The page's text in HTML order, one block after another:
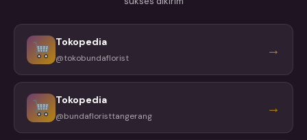
Tokopedia
@tokobundaflorist →
Tokopedia
@bundafloristtangerang →